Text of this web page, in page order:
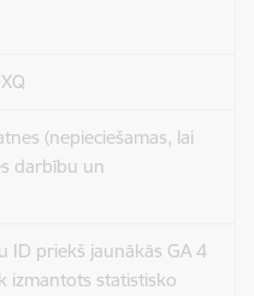
(nepieciešamas, lai
darbību un
ID priekš jaunākās GA 4
izmantots statistisko